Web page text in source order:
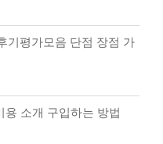
기평가모음 단점 장점 가
소개 구입하는 방법